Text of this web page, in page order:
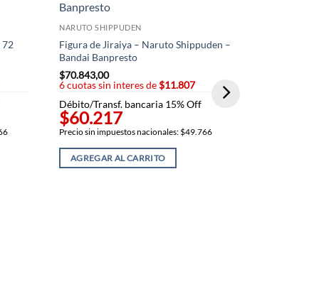
72
NARUTO SHIPPUDEN
Figura de Jiraiya – Naruto Shippuden –
Bandai Banpresto
$70.843,00
6 cuotas sin interes de$11.807
Débito/Transf. bancaria 15% Off
$60.217
Precio sin impuestos nacionales: $49.766
AGREGAR AL CARRITO